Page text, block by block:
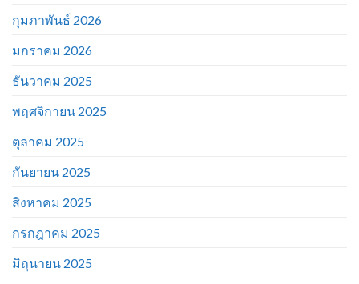
กุมภาพันธ์ 2026
มกราคม 2026
ธันวาคม 2025
พฤศจิกายน 2025
ตุลาคม 2025
กันยายน 2025
สิงหาคม 2025
กรกฎาคม 2025
มิถุนายน 2025